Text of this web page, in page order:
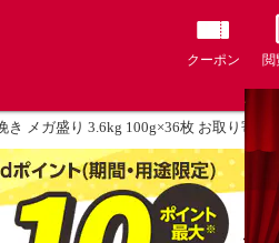
クーポン 閲
き メガ盛り 3.6kg 100g×36枚 お取り寄せ